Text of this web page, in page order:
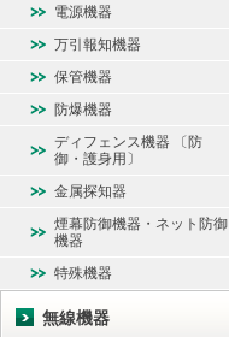
電源機器
万引報知機器
保管機器
防爆機器
ディフェンス機器 〔防
御・護身用〕
金属探知器
煙幕防御機器・ネット防御
機器
特殊機器
無線機器